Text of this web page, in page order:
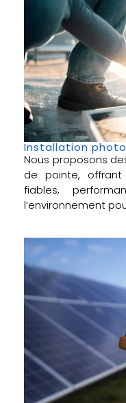
Installation
Nous proposons
de pointe,
fiables,
l’environnement